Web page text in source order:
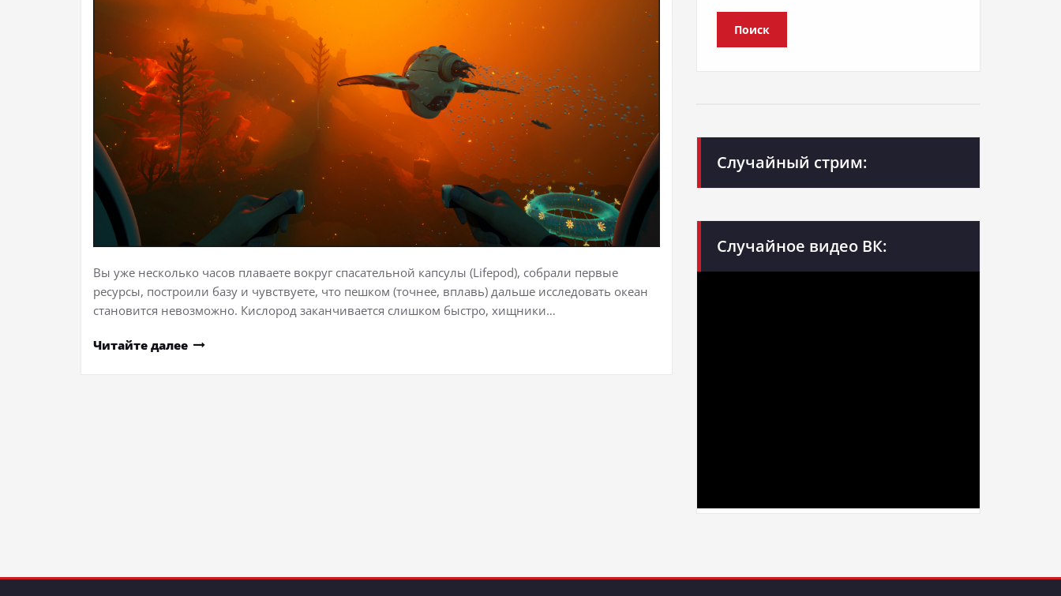
Вы уже несколько часов плаваете вокруг спасательной капсулы (Lifepod), собрали первые
ресурсы, построили базу и чувствуете, что пешком (точнее, вплавь) дальше исследовать океан
становится невозможно. Кислород заканчивается слишком быстро, хищники…
Читайте далее
Поиск
Случайный стрим:
Случайное видео ВК: